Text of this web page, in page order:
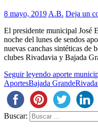
8 mayo, 2019 A.B. Deja un
El presidente municipal José
noche del lunes de sendos
nuevas canchas sintéticas de
clubes Rivadavia y Bajada
Seguir leyendo aporte
AportesBajada Grande
Buscar: